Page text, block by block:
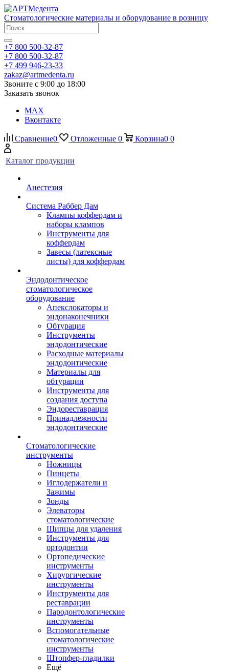
Стоматологические материалы и оборудование в розницу
+7 800 500-32-87
+7 800 500-32-87
+7 499 946-23-33
zakaz@artmedenta.ru
Звоните с 9:00 до 18:00
Заказать звонок
MAX
Вконтакте
Сравнение0 Отложенные 0 Корзина0 0
Каталог продукции
Анестезия
Система Раббер Дам
Клампы коффердам и
наборы клампов
Инструменты для
коффердам
Завесы (латексные
листы) для коффердам
Эндодонтическое
стоматологическое
оборудование
Апекслокаторы и
эндонаконечники
Обтурация
Инструменты
эндодонтические
Расходные материалы
эндодонтические
Материалы для
обтурации
Инструменты для
создания доступа
Эндореставрация
Принадлежности
эндодонтические
Стоматологические
инструменты
Ножницы
Пинцеты
Иглодержатели и
Зажимы
Зонды
Элеваторы
стоматологические
Щипцы для удаления
Инструменты для
ортодонтии
Ортопедические
инструменты
Хирургические
инструменты
Инструменты для
реставрации
Пародонтологические
инструменты
Вспомогательные
стоматологические
инструменты
Штопфер-гладилки
Ещё